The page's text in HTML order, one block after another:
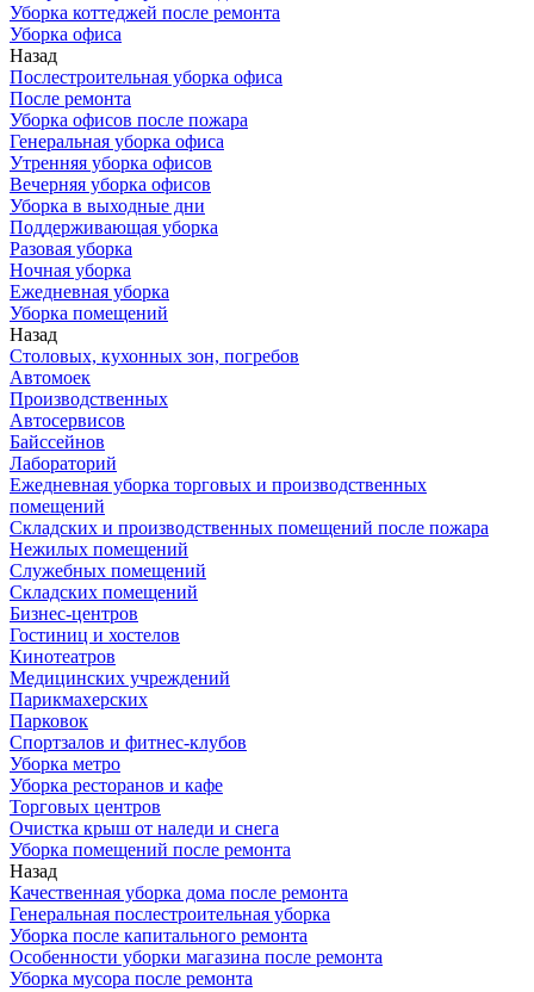
Уборка коттеджей после ремонта
Уборка офиса
Назад
Послестроительная уборка офиса
После ремонта
Уборка офисов после пожара
Генеральная уборка офиса
Утренняя уборка офисов
Вечерняя уборка офисов
Уборка в выходные дни
Поддерживающая уборка
Разовая уборка
Ночная уборка
Ежедневная уборка
Уборка помещений
Назад
Столовых, кухонных зон, погребов
Автомоек
Производственных
Автосервисов
Байссейнов
Лабораторий
Ежедневная уборка торговых и производственных
помещений
Складских и производственных помещений после пожара
Нежилых помещений
Служебных помещений
Складских помещений
Бизнес-центров
Гостиниц и хостелов
Кинотеатров
Медицинских учреждений
Парикмахерских
Парковок
Спортзалов и фитнес-клубов
Уборка метро
Уборка ресторанов и кафе
Торговых центров
Очистка крыш от наледи и снега
Уборка помещений после ремонта
Назад
Качественная уборка дома после ремонта
Генеральная послестроительная уборка
Уборка после капитального ремонта
Особенности уборки магазина после ремонта
Уборка мусора после ремонта